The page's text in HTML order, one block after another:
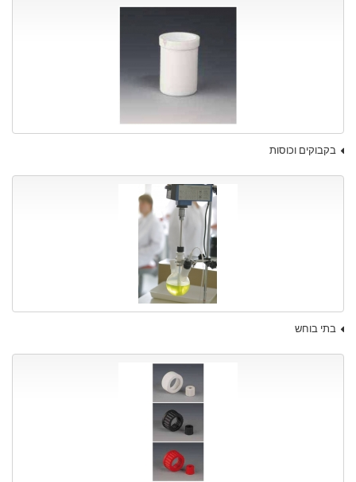
בקבוקים וכוסות
בתי בוחש